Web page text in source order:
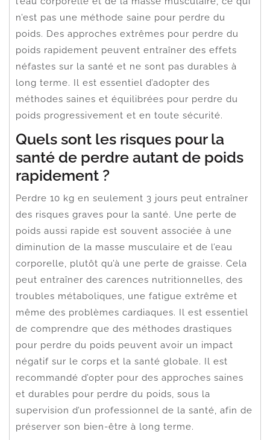
n’est pas une méthode saine pour perdre du
poids. Des approches extrêmes pour perdre du
poids rapidement peuvent entraîner des effets
néfastes sur la santé et ne sont pas durables à
long terme. Il est essentiel d’adopter des
méthodes saines et équilibrées pour perdre du
poids progressivement et en toute sécurité.
Quels sont les risques pour la
santé de perdre autant de poids
rapidement ?
Perdre 10 kg en seulement 3 jours peut entraîner
des risques graves pour la santé. Une perte de
poids aussi rapide est souvent associée à une
diminution de la masse musculaire et de l’eau
corporelle, plutôt qu’à une perte de graisse. Cela
peut entraîner des carences nutritionnelles, des
troubles métaboliques, une fatigue extrême et
même des problèmes cardiaques. Il est essentiel
de comprendre que des méthodes drastiques
pour perdre du poids peuvent avoir un impact
négatif sur le corps et la santé globale. Il est
recommandé d’opter pour des approches saines
et durables pour perdre du poids, sous la
supervision d’un professionnel de la santé, afin de
préserver son bien-être à long terme.